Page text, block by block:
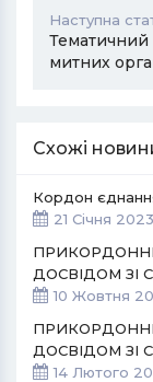
Наступна
Тематичний
митних
Схожі
Кордон
21 Січня 2023
ДОСВІДОМ ЗІ
10 Жовтня
ДОСВІДОМ ЗІ
14 Лютого